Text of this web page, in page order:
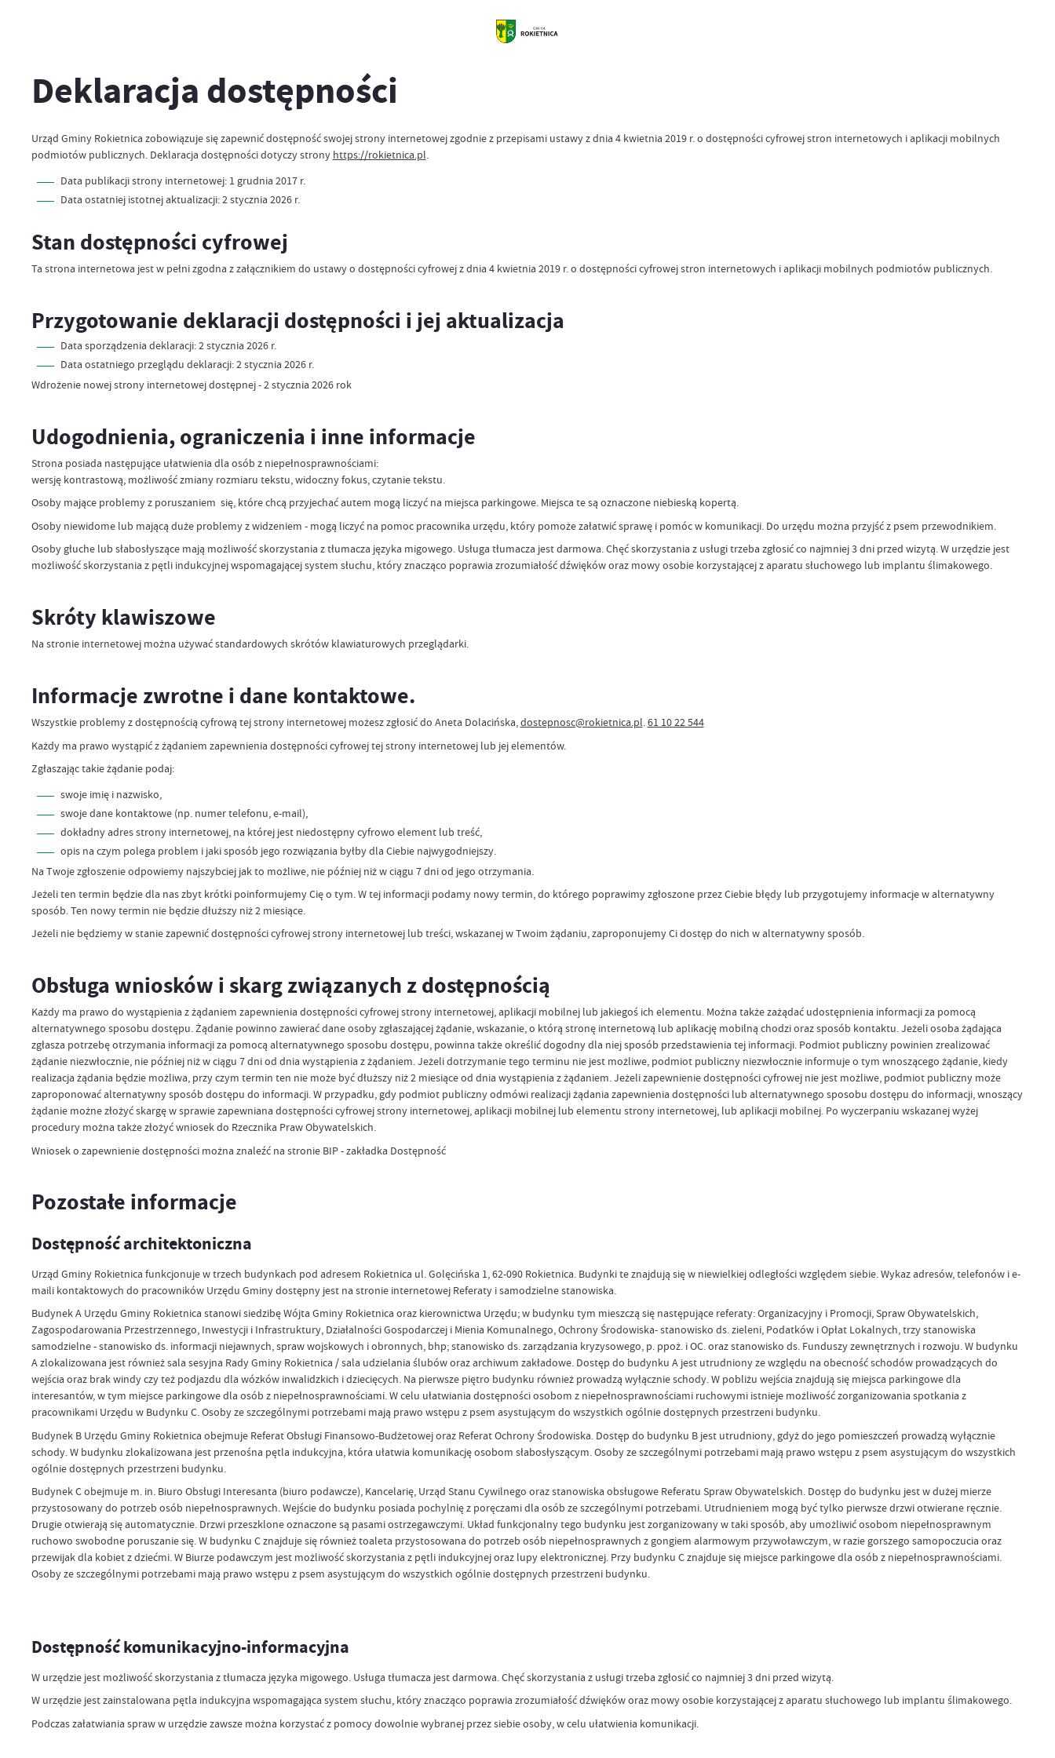
Deklaracja dostępności
Urząd Gminy Rokietnica zobowiązuje się zapewnić dostępność swojejstrony internetowejzgodnie z przepisami ustawy z dnia 4 kwietnia 2019 r. o dostępności cyfrowej stron internetowych i aplikacji mobilnych
podmiotów publicznych. Deklaracja dostępności dotyczy strony https://rokietnica.pl.
Data publikacji strony internetowej: 1 grudnia 2017 r.
Data ostatniej istotnej aktualizacji:2 stycznia 2026 r.
Stan dostępności cyfrowej
Ta strona internetowa jest w pełni zgodna z załącznikiem do ustawy o dostępności cyfrowej z dnia 4 kwietnia 2019 r. o dostępności cyfrowej stron internetowych i aplikacji mobilnych podmiotów publicznych.
Przygotowanie deklaracji dostępności i jej aktualizacja
Data sporządzenia deklaracji:2 stycznia 2026 r.
Data ostatniego przeglądu deklaracji:2 stycznia 2026 r.
Wdrożenie nowej strony internetowej dostępnej - 2 stycznia 2026 rok
Udogodnienia, ograniczenia i inne informacje
Strona posiada następujące ułatwienia dla osób z niepełnosprawnościami:
wersję kontrastową, możliwość zmiany rozmiaru tekstu, widoczny fokus, czytanie tekstu.
Osoby mające problemy z poruszaniem się, które chcą przyjechać autem mogą liczyć na miejsca parkingowe. Miejsca te są oznaczone niebieską kopertą.
Osoby niewidome lub mającą duże problemy z widzeniem - mogą liczyć na pomoc pracownika urzędu, który pomoże załatwić sprawę i pomóc w komunikacji. Do urzędu można przyjść z psem przewodnikiem.
Osoby głuche lub słabosłyszące mają możliwość skorzystania z tłumacza języka migowego. Usługa tłumacza jest darmowa. Chęć skorzystania z usługi trzeba zgłosić co najmniej 3 dni przed wizytą. W urzędzie jest
możliwość skorzystania z pętli indukcyjnej wspomagającej system słuchu, który znacząco poprawia zrozumiałość dźwięków oraz mowy osobie korzystającej z aparatu słuchowego lub implantu ślimakowego.
Skróty klawiszowe
Na stronie internetowej można używać standardowych skrótów klawiaturowych przeglądarki.
Informacje zwrotne i dane kontaktowe.
Wszystkie problemy z dostępnością cyfrową tej strony internetowej możesz zgłosić do Aneta Dolacińska,dostepnosc@rokietnica.pl.61 10 22 544
Każdy ma prawo wystąpić z żądaniem zapewnienia dostępności cyfrowej tej strony internetowej lub jej elementów.
Zgłaszając takie żądanie podaj:
swoje imię i nazwisko,
swoje dane kontaktowe (np. numer telefonu, e-mail),
dokładny adres strony internetowej, na której jest niedostępny cyfrowo element lub treść,
opis na czym polega problem i jaki sposób jego rozwiązania byłby dla Ciebie najwygodniejszy.
Na Twoje zgłoszenie odpowiemy najszybciej jak to możliwe, nie później niż w ciągu 7 dni od jego otrzymania.
Jeżeli ten termin będzie dla nas zbyt krótki poinformujemy Cię o tym. W tej informacji podamy nowy termin, do którego poprawimy zgłoszone przez Ciebie błędy lub przygotujemy informacje w alternatywny
sposób. Ten nowy termin nie będzie dłuższy niż 2 miesiące.
Jeżeli nie będziemy w stanie zapewnić dostępności cyfrowej strony internetowej lub treści, wskazanej w Twoim żądaniu, zaproponujemy Ci dostęp do nich w alternatywny sposób.
Obsługa wniosków i skarg związanych z dostępnością
Każdy ma prawo do wystąpienia z żądaniem zapewnienia dostępności cyfrowej strony internetowej, aplikacji mobilnej lub jakiegoś ich elementu. Można także zażądać udostępnienia informacji za pomocą
alternatywnego sposobu dostępu. Żądanie powinno zawierać dane osoby zgłaszającej żądanie, wskazanie, o którą stronę internetową lub aplikację mobilną chodzi oraz sposób kontaktu. Jeżeli osoba żądająca
zgłasza potrzebę otrzymania informacji za pomocą alternatywnego sposobu dostępu, powinna także określić dogodny dla niej sposób przedstawienia tej informacji. Podmiot publiczny powinien zrealizować
żądanie niezwłocznie, nie później niż w ciągu 7 dni od dnia wystąpienia z żądaniem. Jeżeli dotrzymanie tego terminu nie jest możliwe, podmiot publiczny niezwłocznie informuje o tym wnoszącego żądanie, kiedy
realizacja żądania będzie możliwa, przy czym termin ten nie może być dłuższy niż 2 miesiące od dnia wystąpienia z żądaniem. Jeżeli zapewnienie dostępności cyfrowej nie jest możliwe, podmiot publiczny może
zaproponować alternatywny sposób dostępu do informacji. W przypadku, gdy podmiot publiczny odmówi realizacji żądania zapewnienia dostępności lub alternatywnego sposobu dostępu do informacji, wnoszący
żądanie możne złożyć skargę w sprawie zapewniana dostępności cyfrowej strony internetowej, aplikacji mobilnej lub elementu strony internetowej, lub aplikacji mobilnej. Po wyczerpaniu wskazanej wyżej
procedury można także złożyć wniosek do Rzecznika Praw Obywatelskich.
Wniosek o zapewnienie dostępności można znaleźć na stronie BIP - zakładka Dostępność
Pozostałe informacje
Dostępność architektoniczna
Urząd Gminy Rokietnica funkcjonuje w trzech budynkach pod adresem Rokietnica ul. Golęcińska 1, 62-090 Rokietnica. Budynki te znajdują się w niewielkiej odległości względem siebie. Wykaz adresów, telefonów i e-
maili kontaktowych do pracowników Urzędu Gminy dostępny jest na stronie internetowej Referaty i samodzielne stanowiska.
Budynek A Urzędu Gminy Rokietnica stanowi siedzibę Wójta Gminy Rokietnica oraz kierownictwa Urzędu; w budynku tym mieszczą się następujące referaty: Organizacyjny i Promocji, Spraw Obywatelskich,
Zagospodarowania Przestrzennego, Inwestycji i Infrastruktury, Działalności Gospodarczej i Mienia Komunalnego, Ochrony Środowiska- stanowisko ds. zieleni, Podatków i Opłat Lokalnych, trzy stanowiska
samodzielne - stanowisko ds. informacji niejawnych, spraw wojskowych i obronnych, bhp; stanowisko ds. zarządzania kryzysowego, p. ppoż. i OC. oraz stanowisko ds. Funduszy zewnętrznych i rozwoju. W budynku
A zlokalizowana jest również sala sesyjna Rady Gminy Rokietnica / sala udzielania ślubów oraz archiwum zakładowe. Dostęp do budynku A jest utrudniony ze względu na obecność schodów prowadzących do
wejścia oraz brak windy czy też podjazdu dla wózków inwalidzkich i dziecięcych. Na pierwsze piętro budynku również prowadzą wyłącznie schody. W pobliżu wejścia znajdują się miejsca parkingowe dla
interesantów, w tym miejsce parkingowe dla osób z niepełnosprawnościami. W celu ułatwiania dostępności osobom z niepełnosprawnościami ruchowymi istnieje możliwość zorganizowania spotkania z
pracownikami Urzędu w Budynku C. Osoby ze szczególnymi potrzebami mają prawo wstępu z psem asystującym do wszystkich ogólnie dostępnych przestrzeni budynku.
Budynek B Urzędu Gminy Rokietnica obejmuje Referat Obsługi Finansowo-Budżetowej oraz Referat Ochrony Środowiska. Dostęp do budynku B jest utrudniony, gdyż do jego pomieszczeń prowadzą wyłącznie
schody. W budynku zlokalizowana jest przenośna pętla indukcyjna, która ułatwia komunikację osobom słabosłyszącym. Osoby ze szczególnymi potrzebami mają prawo wstępu z psem asystującym do wszystkich
ogólnie dostępnych przestrzeni budynku.
Budynek C obejmuje m. in. Biuro Obsługi Interesanta (biuro podawcze), Kancelarię, Urząd Stanu Cywilnego oraz stanowiska obsługowe Referatu Spraw Obywatelskich. Dostęp do budynku jest w dużej mierze
przystosowany do potrzeb osób niepełnosprawnych. Wejście do budynku posiada pochylnię z poręczami dla osób ze szczególnymi potrzebami. Utrudnieniem mogą być tylko pierwsze drzwi otwierane ręcznie.
Drugie otwierają się automatycznie. Drzwi przeszklone oznaczone są pasami ostrzegawczymi. Układ funkcjonalny tego budynku jest zorganizowany w taki sposób, aby umożliwić osobom niepełnosprawnym
ruchowo swobodne poruszanie się. W budynku C znajduje się również toaleta przystosowana do potrzeb osób niepełnosprawnych z gongiem alarmowym przywoławczym, w razie gorszego samopoczucia oraz
przewijak dla kobiet z dziećmi. W Biurze podawczym jest możliwość skorzystania z pętli indukcyjnej oraz lupy elektronicznej. Przy budynku C znajduje się miejsce parkingowe dla osób z niepełnosprawnościami.
Osoby ze szczególnymi potrzebami mają prawo wstępu z psem asystującym do wszystkich ogólnie dostępnych przestrzeni budynku.
Dostępność komunikacyjno-informacyjna
W urzędzie jest możliwość skorzystania z tłumacza języka migowego. Usługa tłumacza jest darmowa. Chęć skorzystania z usługi trzeba zgłosić co najmniej 3 dni przed wizytą.
W urzędzie jest zainstalowana pętla indukcyjna wspomagająca system słuchu, który znacząco poprawia zrozumiałość dźwięków oraz mowy osobie korzystającej z aparatu słuchowego lub implantu ślimakowego.
Podczas załatwiania spraw w urzędzie zawsze można korzystać z pomocy dowolnie wybranej przez siebie osoby, w celu ułatwienia komunikacji.